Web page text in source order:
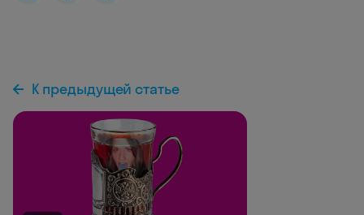
К предыдущей статье